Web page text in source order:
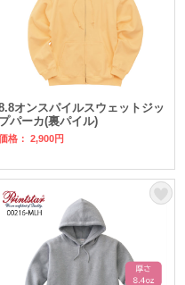
オンスパイルスウェットジッ
プパーカ(裏パイル)
格： 2,900円